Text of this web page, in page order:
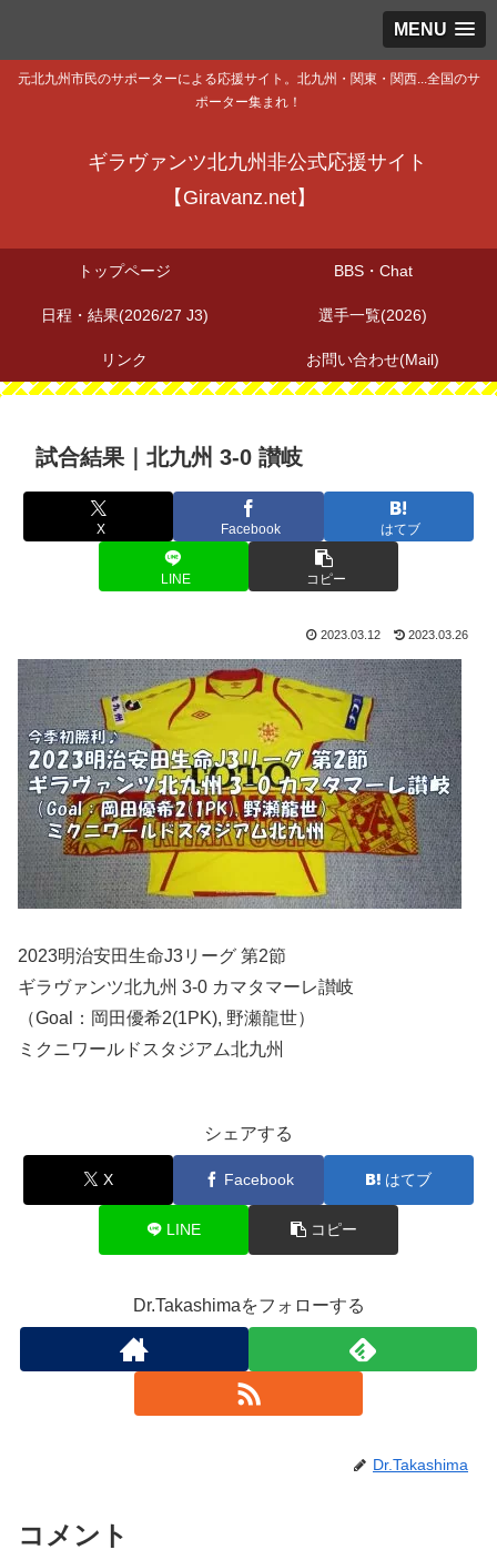
MENU
元北九州市民のサポーターによる応援サイト。北九州・関東・関西...全国のサ
ポーター集まれ！
ギラヴァンツ北九州非公式応援サイト
【Giravanz.net】
トップページ BBS・Chat
日程・結果(2026/27 J3) 選手一覧(2026)
リンク お問い合わせ(Mail)
試合結果｜北九州 3-0 讃岐
X Facebook はてブ
LINE コピー
2023.03.12 2023.03.26
2023明治安田生命J3リーグ 第2節
ギラヴァンツ北九州 3-0 カマタマーレ讃岐
（Goal：岡田優希2(1PK), 野瀬龍世）
ミクニワールドスタジアム北九州
シェアする
X Facebook はてブ
LINE コピー
Dr.Takashimaをフォローする
Dr.Takashima
コメント